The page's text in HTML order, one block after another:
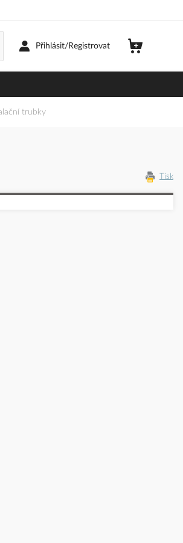
Přihlásit/Registrovat
trubky
Tisk